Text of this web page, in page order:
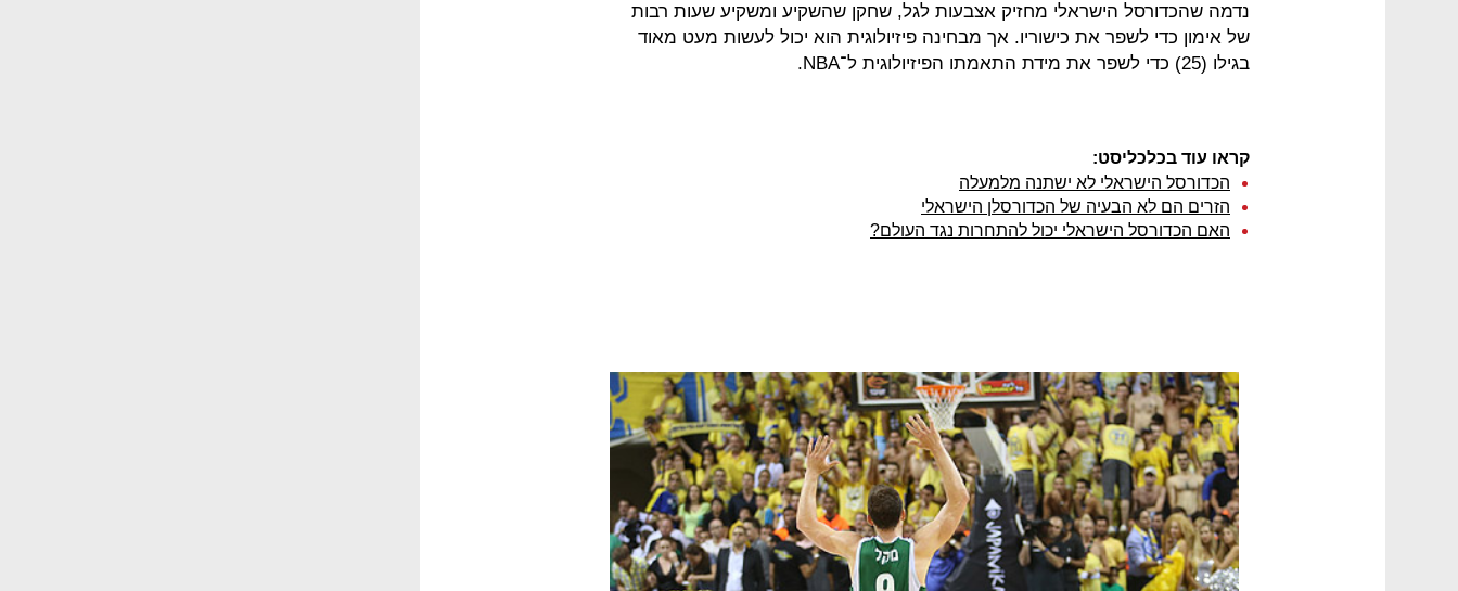
נדמה שהכדורסל הישראלי מחזיק אצבעות לגל, שחקן שהשקיע ומשקיע שעות רבות
של אימון כדי לשפר את כישוריו. אך מבחינה פיזיולוגית הוא יכול לעשות מעט מאוד
בגילו (25) כדי לשפר את מידת התאמתו הפיזיולוגית ל־NBA.
קראו עוד בכלכליסט:
הכדורסל הישראלי לא ישתנה מלמעלה
הזרים הם לא הבעיה של הכדורסלן הישראלי
האם הכדורסל הישראלי יכול להתחרות נגד העולם?